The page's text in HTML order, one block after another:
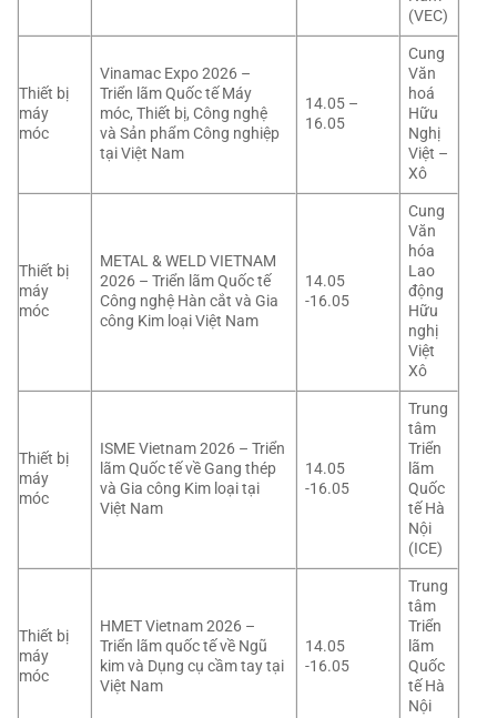
(VEC)
Thiết bị
máy
móc
Vinamac Expo 2026 –
Triển lãm Quốc tế Máy
móc, Thiết bị, Công nghệ
và Sản phẩm Công nghiệp
tại Việt Nam
14.05 –
16.05
Cung
Văn
hoá
Hữu
Nghị
Việt –
Xô
Thiết bị
máy
móc
METAL & WELD VIETNAM
2026 – Triển lãm Quốc tế
Công nghệ Hàn cắt và Gia
công Kim loại Việt Nam
14.05
-16.05
Cung
Văn
hóa
Lao
động
Hữu
nghị
Việt
Xô
Thiết bị
máy
móc
ISME Vietnam 2026 – Triển
lãm Quốc tế về Gang thép
và Gia công Kim loại tại
Việt Nam
14.05
-16.05
Trung
tâm
Triển
lãm
Quốc
tế Hà
Nội
(ICE)
Thiết bị
máy
móc
HMET Vietnam 2026 –
Triển lãm quốc tế về Ngũ
kim và Dụng cụ cầm tay tại
Việt Nam
14.05
-16.05
Trung
tâm
Triển
lãm
Quốc
tế Hà
Nội